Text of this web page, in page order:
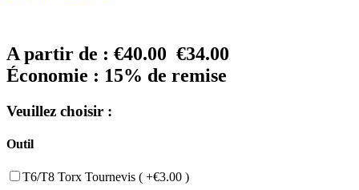
A partir de : €40.00 €34.00
Économie : 15% de remise
Veuillez choisir :
Outil
T6/T8 Torx Tournevis ( +€3.00 )